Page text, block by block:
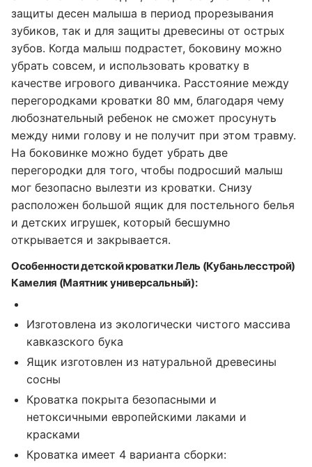
защиты десен малыша в период прорезывания
зубиков, так и для защиты древесины от острых
зубов. Когда малыш подрастет, боковину можно
убрать совсем, и использовать кроватку в
качестве игрового диванчика. Расстояние между
перегородками кроватки 80 мм, благодаря чему
любознательный ребенок не сможет просунуть
между ними голову и не получит при этом травму.
На боковинке можно будет убрать две
перегородки для того, чтобы подросший малыш
мог безопасно вылезти из кроватки. Снизу
расположен большой ящик для постельного белья
и детских игрушек, который бесшумно
открывается и закрывается.
Особенности детской кроватки Лель (Кубаньлесстрой)
Камелия (Маятник универсальный):
Изготовлена из экологически чистого массива
кавказского бука
Ящик изготовлен из натуральной древесины
сосны
Кроватка покрыта безопасными и
нетоксичными европейскими лаками и
красками
Кроватка имеет 4 варианта сборки: